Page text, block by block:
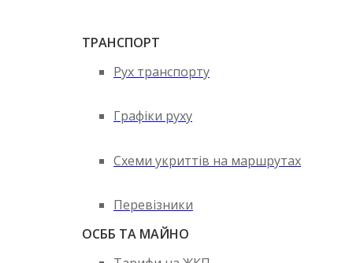
ТРАНСПОРТ
Рух транспорту
Графіки руху
Схеми укриттів на маршрутах
Перевізники
ОСББ ТА МАЙНО